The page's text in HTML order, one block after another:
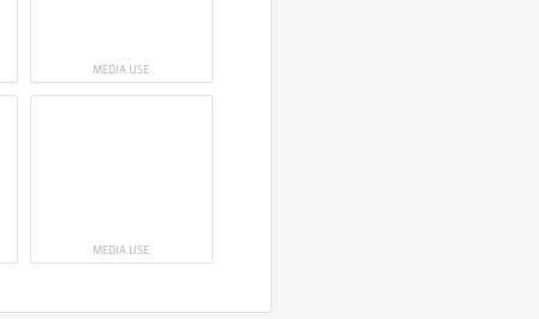
MEDIA USE
MEDIA USE